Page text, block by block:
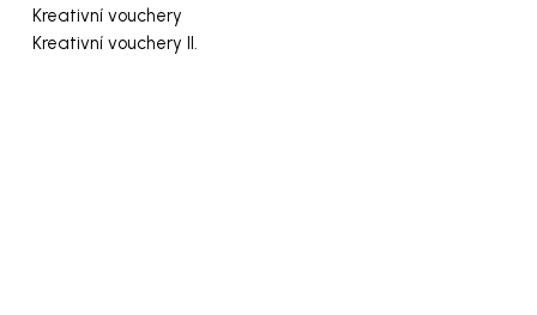
Kreativní vouchery
Kreativní vouchery II.